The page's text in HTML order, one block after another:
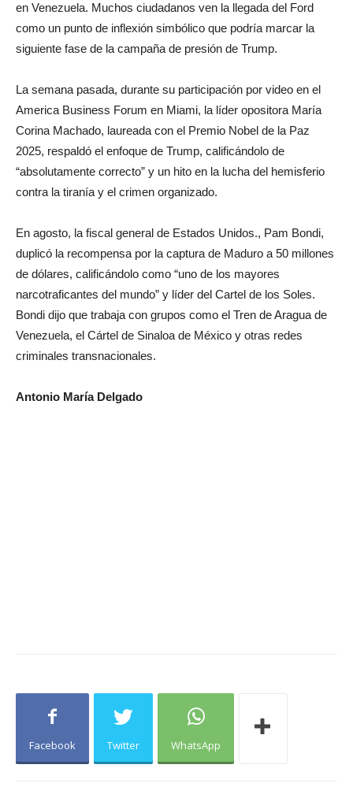
en Venezuela. Muchos ciudadanos ven la llegada del Ford
como un punto de inflexión simbólico que podría marcar la
siguiente fase de la campaña de presión de Trump.
La semana pasada, durante su participación por video en el
America Business Forum en Miami, la líder opositora María
Corina Machado, laureada con el Premio Nobel de la Paz
2025, respaldó el enfoque de Trump, calificándolo de
“absolutamente correcto” y un hito en la lucha del hemisferio
contra la tiranía y el crimen organizado.
En agosto, la fiscal general de Estados Unidos., Pam Bondi,
duplicó la recompensa por la captura de Maduro a 50 millones
de dólares, calificándolo como “uno de los mayores
narcotraficantes del mundo” y líder del Cartel de los Soles.
Bondi dijo que trabaja con grupos como el Tren de Aragua de
Venezuela, el Cártel de Sinaloa de México y otras redes
criminales transnacionales.
Antonio María Delgado
Facebook Twitter WhatsApp